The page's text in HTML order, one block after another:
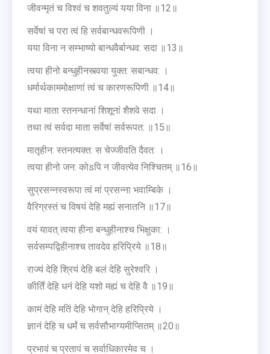
जीवन्मृतं च विश्वं च शवतुल्यं यया विना ॥12॥
सर्वेषां च परा त्वं हि सर्वबान्धवरूपिणी ।
यया विना न सम्भाष्यो बान्धवैर्बान्धव: सदा ॥13॥
त्वया हीनो बन्धुहीनस्त्वया युक्त: सबान्धव: ।
धर्मार्थकाममोक्षाणां त्वं च कारणरूपिणी ॥14॥
यथा माता स्तनन्धानां शिशूनां शैशवे सदा ।
तथा त्वं सर्वदा माता सर्वेषां सर्वरूपत: ॥15॥
मातृहीन: स्तनत्यक्त: स चेज्जीवति दैवत: ।
त्वया हीनो जन: कोsपि न जीवत्येव निश्चितम् ॥16॥
सुप्रसन्नस्वरूपा त्वं मां प्रसन्ना भवाम्बिके ।
वैरिग्रस्तं च विषयं देहि मह्यं सनातनि ॥17॥
वयं यावत् त्वया हीना बन्धुहीनाश्च भिक्षुका: ।
सर्वसम्पद्विहीनाश्च तावदेव हरिप्रिये ॥18॥
राज्यं देहि श्रियं देहि बलं देहि सुरेश्वरि ।
कीर्तिं देहि धनं देहि यशो मह्यं च देहि वै ॥19॥
कामं देहि मतिं देहि भोगान् देहि हरिप्रिये ।
ज्ञानं देहि च धर्मं च सर्वसौभाग्यमीप्सितम् ॥20॥
प्रभावं च प्रतापं च सर्वाधिकारमेव च ।